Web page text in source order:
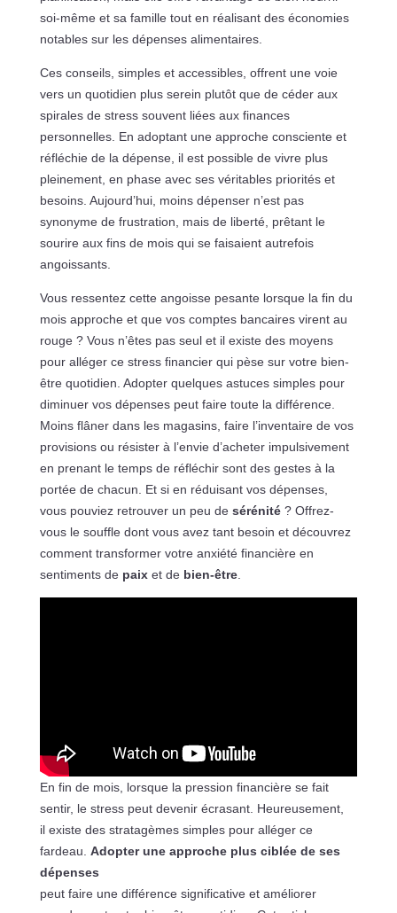
soi-même et sa famille tout en réalisant des économies
notables sur les dépenses alimentaires.
Ces conseils, simples et accessibles, offrent une voie
vers un quotidien plus serein plutôt que de céder aux
spirales de stress souvent liées aux finances
personnelles. En adoptant une approche consciente et
réfléchie de la dépense, il est possible de vivre plus
pleinement, en phase avec ses véritables priorités et
besoins. Aujourd’hui, moins dépenser n’est pas
synonyme de frustration, mais de liberté, prêtant le
sourire aux fins de mois qui se faisaient autrefois
angoissants.
Vous ressentez cette angoisse pesante lorsque la fin du
mois approche et que vos comptes bancaires virent au
rouge ? Vous n’êtes pas seul et il existe des moyens
pour alléger ce stress financier qui pèse sur votre bien-
être quotidien. Adopter quelques astuces simples pour
diminuer vos dépenses peut faire toute la différence.
Moins flâner dans les magasins, faire l’inventaire de vos
provisions ou résister à l’envie d’acheter impulsivement
en prenant le temps de réfléchir sont des gestes à la
portée de chacun. Et si en réduisant vos dépenses,
vous pouviez retrouver un peu de sérénité? Offrez-
vous le souffle dont vous avez tant besoin et découvrez
comment transformer votre anxiété financière en
sentiments de paixet de bien-être.
En fin de mois, lorsque la pression financière se fait
sentir, le stress peut devenir écrasant. Heureusement,
il existe des stratagèmes simples pour alléger ce
fardeau. Adopter une approche plus ciblée de ses
dépenses
peut faire une différence significative et améliorer